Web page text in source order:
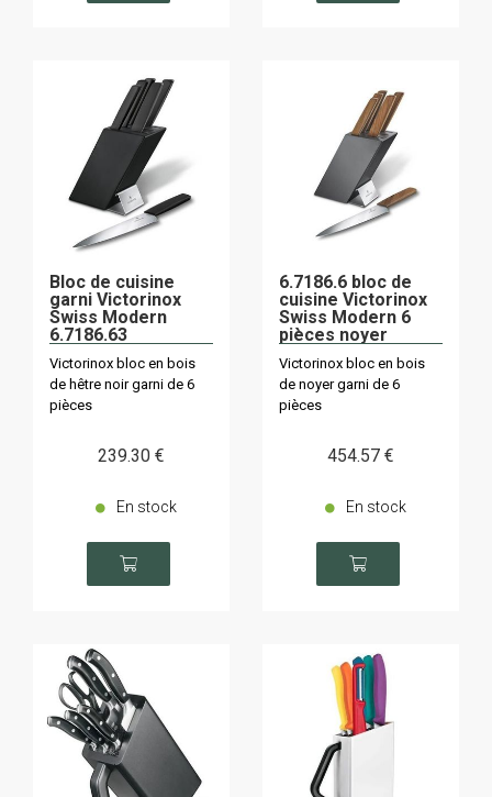
Bloc de cuisine
garni Victorinox
Swiss Modern
6.7186.63
Victorinox bloc en bois
de hêtre noir garni de 6
pièces
239.30 €
En stock
6.7186.6 bloc de
cuisine Victorinox
Swiss Modern 6
pièces noyer
Victorinox bloc en bois
de noyer garni de 6
pièces
454.57 €
En stock